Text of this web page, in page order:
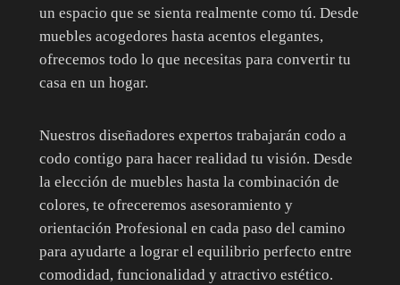
un espacio que se sienta realmente como tú. Desde
muebles acogedores hasta acentos elegantes,
ofrecemos todo lo que necesitas para convertir tu
casa en un hogar.
Nuestros diseñadores expertos trabajarán codo a
codo contigo para hacer realidad tu visión. Desde
la elección de muebles hasta la combinación de
colores, te ofreceremos asesoramiento y
orientación Profesional en cada paso del camino
para ayudarte a lograr el equilibrio perfecto entre
comodidad, funcionalidad y atractivo estético.